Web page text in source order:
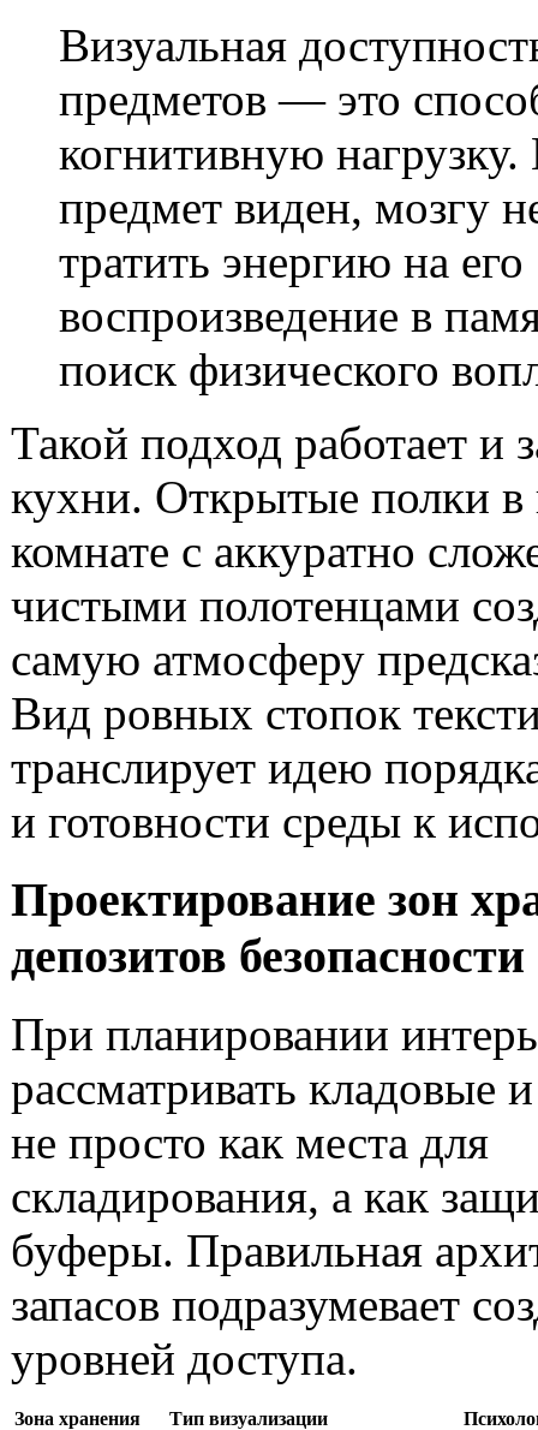
Визуальная
предметов — это
когнитивную нагрузку.
предмет виден, мозгу
тратить энергию на его
воспроизведение в
поиск физического
Такой подход работает и
кухни. Открытые полки в
комнате с аккуратно
чистыми полотенцами
самую атмосферу
Вид ровных стопок
транслирует идею
и готовности среды к
Проектирование зон
депозитов безопасности
При планировании
рассматривать кладовые
не просто как места для
складирования, а как
буферы. Правильная
запасов подразумевает
уровней доступа.
Зона хранения Тип визуализации